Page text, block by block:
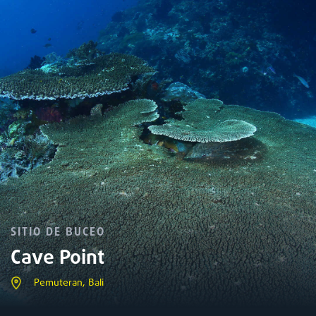
SITIO DE BUCEO
Cave Point
Pemuteran, Bali